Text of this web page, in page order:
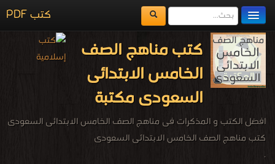
كتب PDF
مكتبة الكتب
المكتبات
يُقرأ حالياً
اضف كتاب
كتب مناهج الصف
الخامس الابتدائى
السعودى مكتبة
افضل الكتب و المذكرات فى مناهج الصف الخامس الابتدائى السعودى
كتب مناهج الصف الخامس الابتدائى السعودى
.